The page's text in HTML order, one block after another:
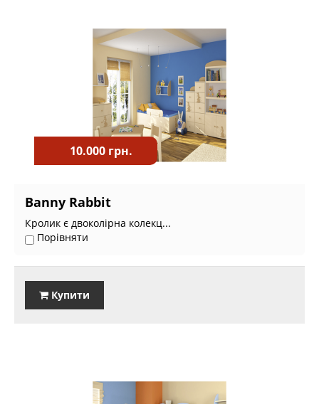
10.000 грн.
Banny Rabbit
Кролик є двоколірна колекц...
Порівняти
Купити